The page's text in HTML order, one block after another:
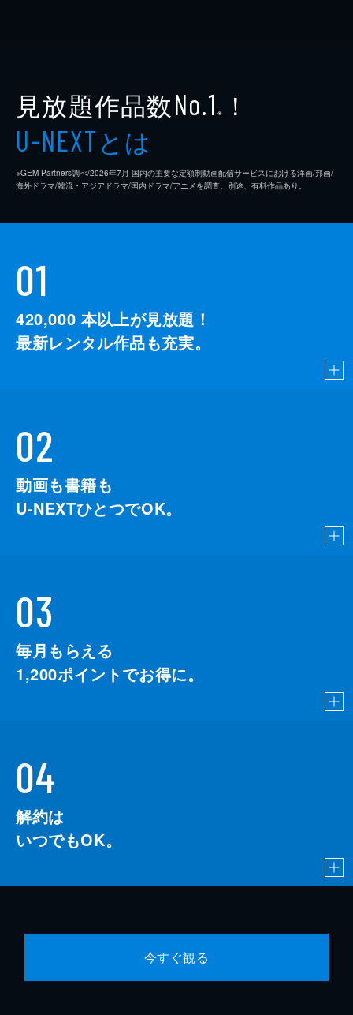
見放題作品数No.1 ※ ！
U-NEXTとは
※GEM Partners調べ/2026年7⽉ 国内の主要な定額制動画配信サービスにおける洋画/邦画/
海外ドラマ/韓流・アジアドラマ/国内ドラマ/アニメを調査。別途、有料作品あり。
01
420,000 本以上が見放題！
最新レンタル作品も充実。
02
動画も書籍も
U-NEXTひとつでOK。
03
毎月もらえる
1,200ポイントでお得に。
04
解約は
いつでもOK。
今すぐ観る